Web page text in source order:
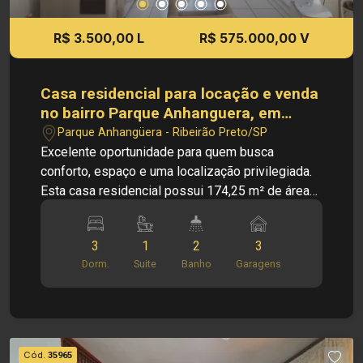
proporcionando mobilidade e qualidade de vida
para toda a família. INVESTIMENTO DE VENDA:
R$ 550.000,00 Cód.: 35999 Imobiliária Sônia &
tradição, inovação e exclusividade! Obs.: A
imobiliária se reserva ao direito de alterar
qualquer informação referente aos valores,
dados e disponibilidade de seus imóveis, sem
aviso prévio.
R$ 3.500,00 L R$ 575.000,00 V
Casa residencial para locação e venda
no bairro Parque Anhanguera, em
Ribeirão Preto/SP.
Parque Anhangüera - Ribeirão Preto/SP
Excelente oportunidade para quem busca
conforto, espaço e uma localização privilegiada.
Esta casa residencial possui 174,25 m² de área
despensa, 3 quartos, área de serviço e quintal,
oferecendo ambientes amplos, bem distribuídos
e ideais para o dia a dia da família. PRINCIPAIS
INFORMAÇÕES DO IMÓVEL: - Sala de estar; -
serviço; - Corredor lateral; - Quintal; - 3 vagas de
3
Dorm.
1
Suite
2
Banho
3
Garagens
Cód. 35965